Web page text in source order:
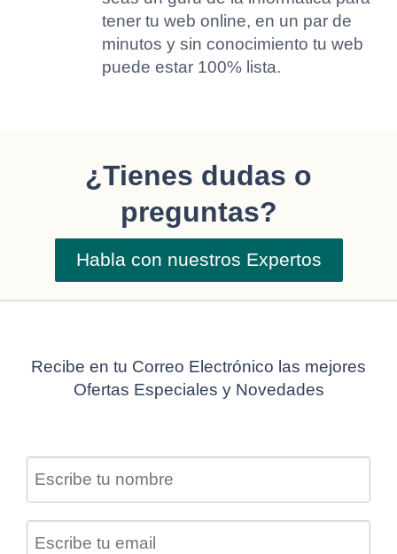
tener tu web online, en un par de
minutos y sin conocimiento tu web
puede estar 100% lista.
¿Tienes dudas o
preguntas?
Habla con nuestros Expertos
Recibe en tu Correo Electrónico las mejores
Ofertas Especiales y Novedades